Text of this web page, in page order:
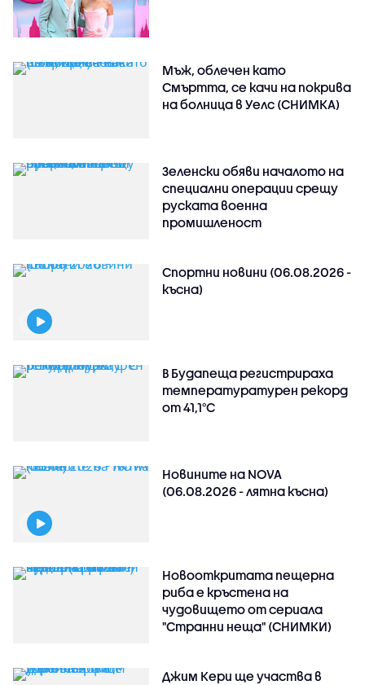
Мъж, облечен като
Смъртта, се качи на покрива
на болница в Уелс (СНИМКА)
Зеленски обяви началото на
специални операции срещу
руската военна
промишленост
Спортни новини (06.08.2026 -
късна)
В Будапеща регистрираха
температуратурен рекорд
от 41,1°C
Новините на NOVA
(06.08.2026 - лятна късна)
Новооткритата пещерна
риба е кръстена на
чудовището от сериала
"Странни неща" (СНИМКИ)
Джим Кери ще участва в